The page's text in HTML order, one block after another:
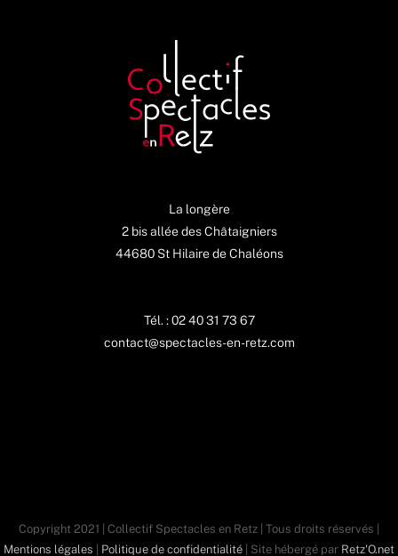
La longère
2 bis allée des Châtaigniers
44680 St Hilaire de Chaléons
Tél. : 02 40 31 73 67
contact@spectacles-en-retz.com
Copyright 2021 | Collectif Spectacles en Retz | Tous droits réservés |
Mentions légales
Politique de confidentialité | Site hébergé par Retz'O.net